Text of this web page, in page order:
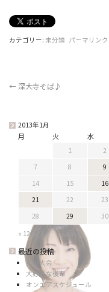
カテゴリー: 未分類 パーマリンク
←深大寺そば♪
2013年1月
月 火 水
1 2
7
8 9
14
15 16
21
22 23
28
29 30
« 12月
最近の投稿
花火大会
大好きな後輩
オンエアスケジュール